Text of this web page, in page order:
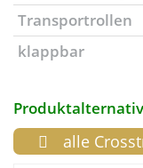
Transportrollen
klappbar
alle